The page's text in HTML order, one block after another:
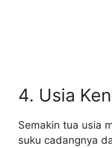
4. Usia
Semakin tua usia
suku cadangnya